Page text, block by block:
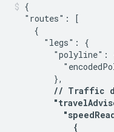
{
  "routes": [
    {
      "legs": {
"polyline":
        },
// Traffic
            {